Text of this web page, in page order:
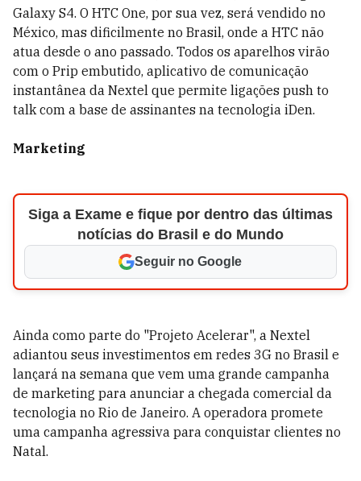
Galaxy S4. O HTC One, por sua vez, será vendido no
México, mas dificilmente no Brasil, onde a HTC não
atua desde o ano passado. Todos os aparelhos virão
com o Prip embutido, aplicativo de comunicação
instantânea da Nextel que permite ligações push to
talk com a base de assinantes na tecnologia iDen.
Marketing
Siga a Exame e fique por dentro das últimas
notícias do Brasil e do Mundo
Seguir no Google
Ainda como parte do "Projeto Acelerar", a Nextel
adiantou seus investimentos em redes 3G no Brasil e
lançará na semana que vem uma grande campanha
de marketing para anunciar a chegada comercial da
tecnologia no Rio de Janeiro. A operadora promete
uma campanha agressiva para conquistar clientes no
Natal.